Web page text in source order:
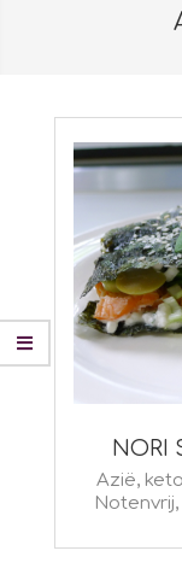
NORI
2015-
06-
Azië,
Notenvrij,